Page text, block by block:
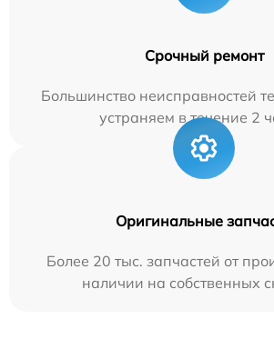
Срочный ремонт
Большинство неисправностей
устраняем в течение 2
Оригинальные
Более 20 тыс. запчастей от
наличии на собственных